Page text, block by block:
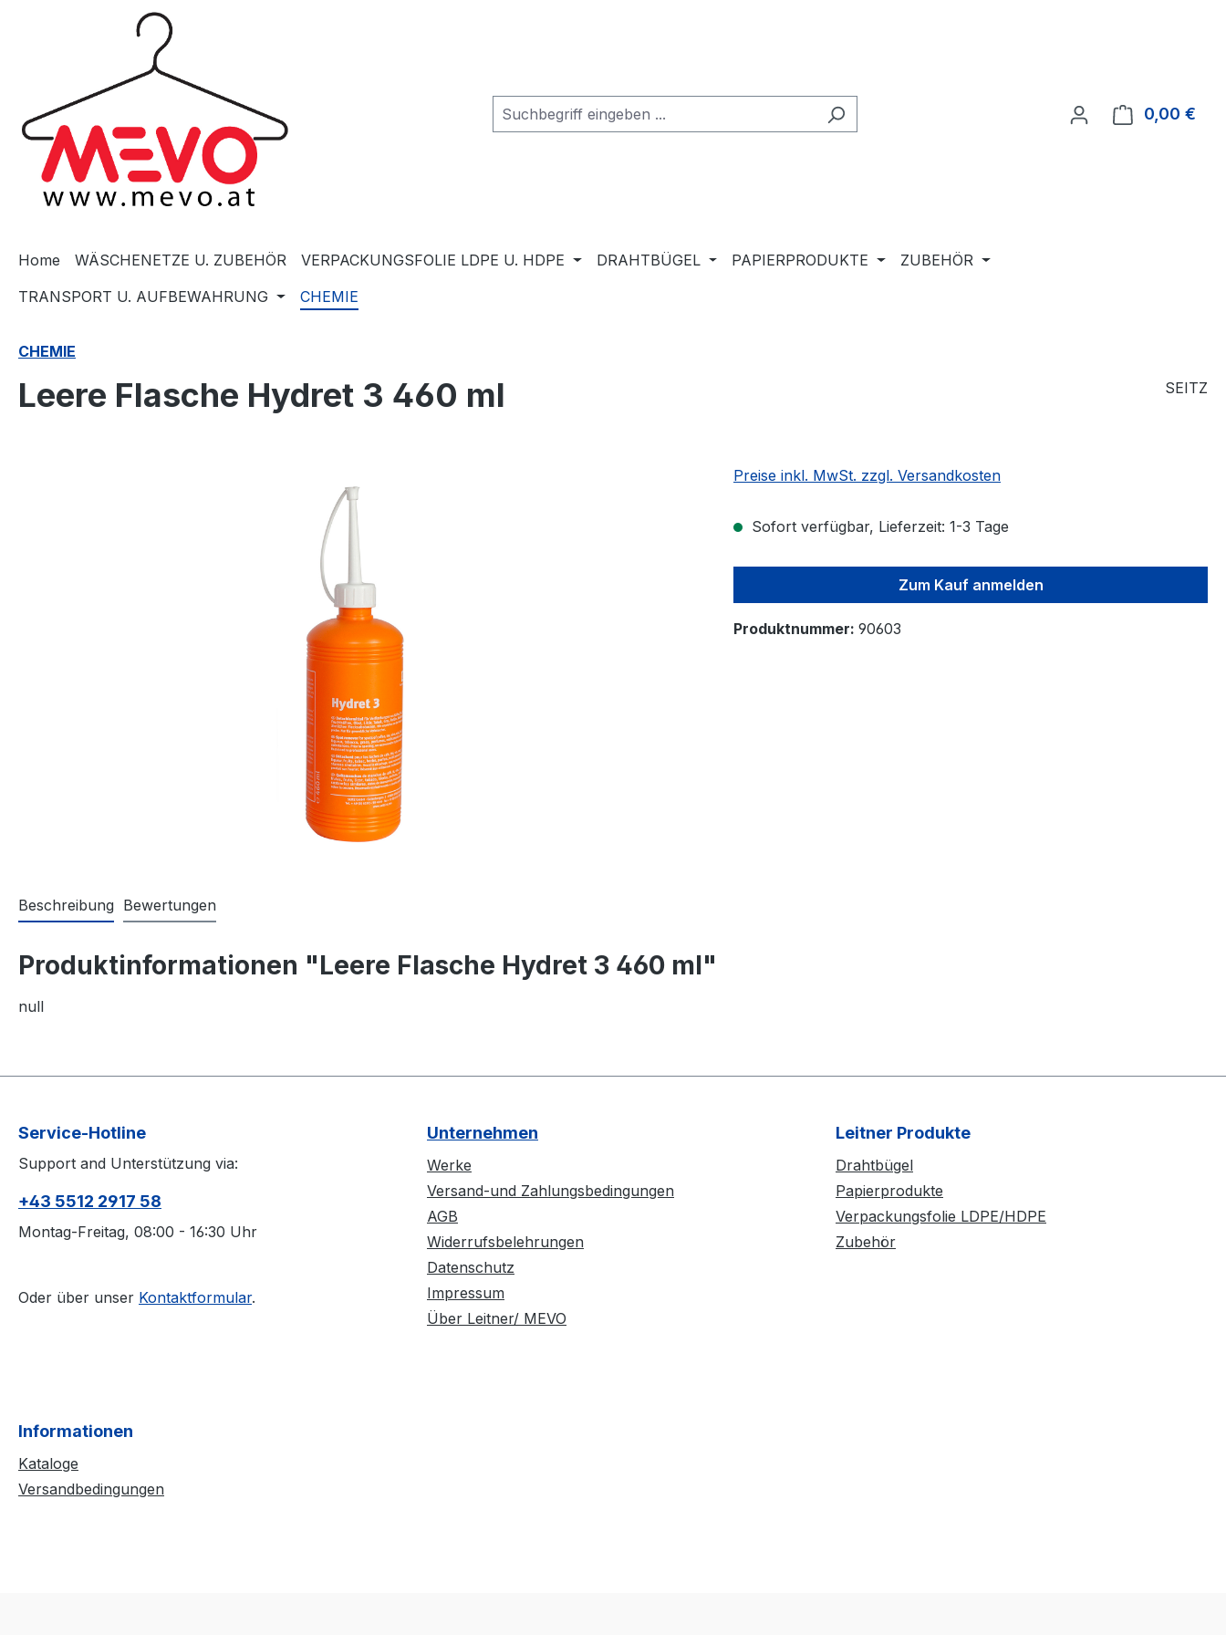
Zur Hauptnavigation springen
0,00 €
Home WÄSCHENETZE U. ZUBEHÖR VERPACKUNGSFOLIE LDPE U. HDPE DRAHTBÜGEL PAPIERPRODUKTE
ZUBEHÖR
TRANSPORT U. AUFBEWAHRUNG
CHEMIE
CHEMIE
Leere Flasche Hydret 3 460 ml SEITZ
Preise inkl. MwSt. zzgl. Versandkosten
Sofort verfügbar, Lieferzeit: 1-3 Tage
Zum Kauf anmelden
Produktnummer: 90603
Beschreibung Bewertungen
Produktinformationen "Leere Flasche Hydret 3 460 ml"
null
Service-Hotline
Support and Unterstützung via:
+43 5512 2917 58
Montag-Freitag, 08:00 - 16:30 Uhr
Oder über unser Kontaktformular.
Unternehmen
Werke
Versand-und Zahlungsbedingungen
AGB
Widerrufsbelehrungen
Datenschutz
Impressum
Über Leitner/ MEVO
Leitner Produkte
Drahtbügel
Papierprodukte
Verpackungsfolie LDPE/HDPE
Zubehör
Informationen
Kataloge
Versandbedingungen